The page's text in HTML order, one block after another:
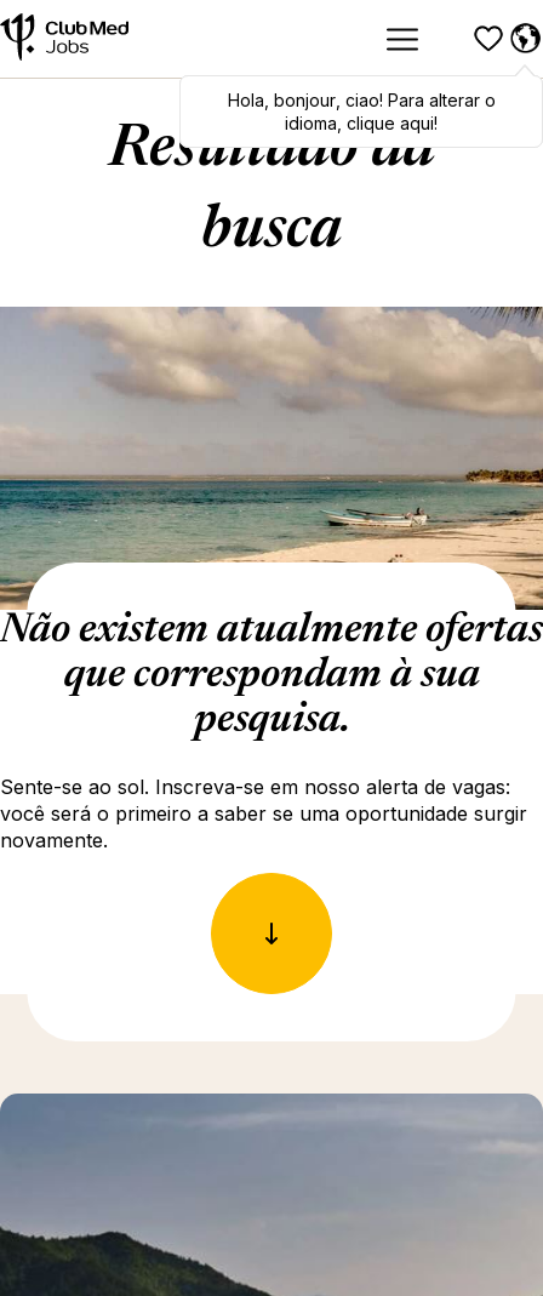
Hola,bonjour,ciao! To switch
languages, click here!
Hola bonjour, ciao! Para alterar o
idioma, clique aqui!
Resultado da
busca
Não existem atualmente ofertas
que correspondam à sua
pesquisa.
Sente-se ao sol. Inscreva-se em nosso alerta de vagas:
você será o primeiro a saber se uma oportunidade surgir
novamente.